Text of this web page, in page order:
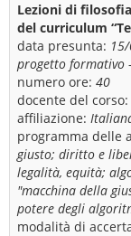
Lezioni di
del curriculum
data presunta:
progetto formativo
numero ore: 40
docente del corso:
affiliazione:
programma delle
giusto; diritto e
legalità, equità;
"macchina della
potere degli
modalità di